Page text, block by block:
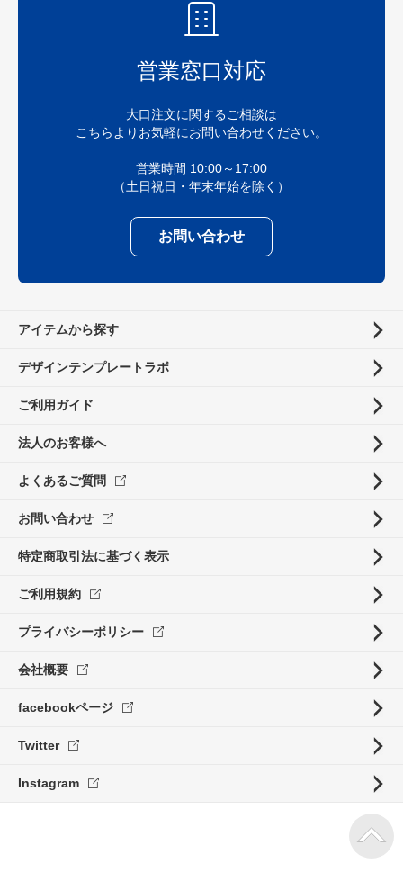
営業窓口対応
大口注文に関するご相談は
こちらよりお気軽にお問い合わせください。
営業時間 10:00～17:00
（土日祝日・年末年始を除く）
お問い合わせ
アイテムから探す
デザインテンプレートラボ
ご利用ガイド
法人のお客様へ
よくあるご質問
お問い合わせ
特定商取引法に基づく表示
ご利用規約
プライバシーポリシー
会社概要
facebookページ
Twitter
Instagram